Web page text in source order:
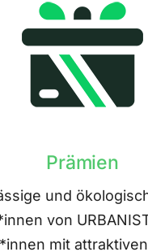
Prämien
und
von
mit